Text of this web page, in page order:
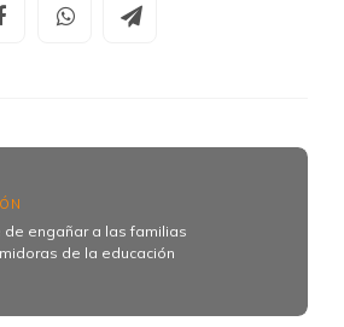
de engañar a las familias
de la educación